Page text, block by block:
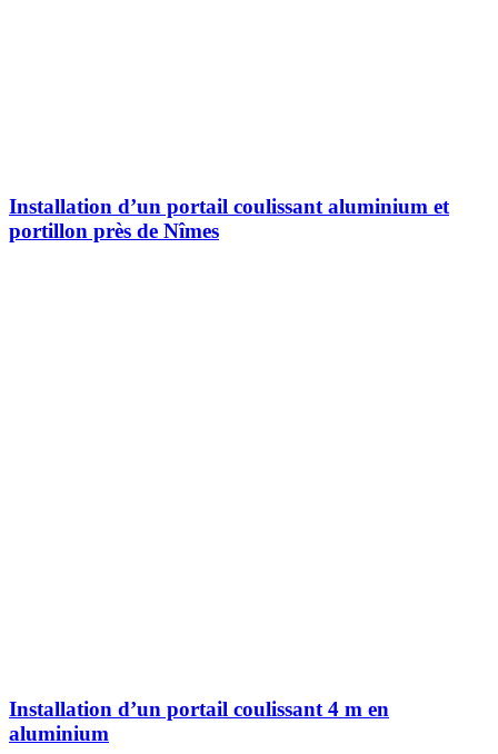
Installation d’un portail coulissant aluminium et
portillon près de Nîmes
Installation d’un portail coulissant 4 m en
aluminium